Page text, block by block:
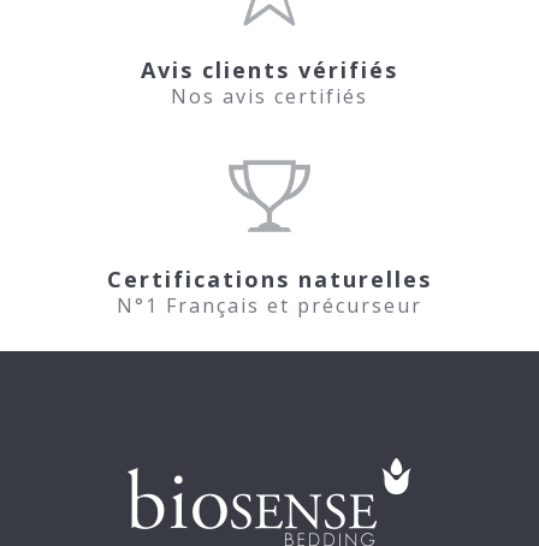
Avis clients vérifiés
Nos avis certifiés
Certifications naturelles
N°1 Français et précurseur